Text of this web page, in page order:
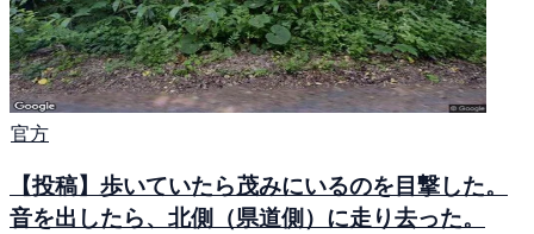
官方
【投稿】歩いていたら茂みにいるのを目撃した。
音を出したら、北側（県道側）に走り去った。